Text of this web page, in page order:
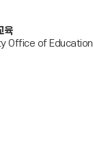
육
Office of Education